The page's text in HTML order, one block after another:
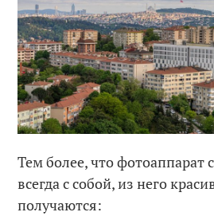
Тем более, что фотоаппарат
всегда с собой, из него
получаются: